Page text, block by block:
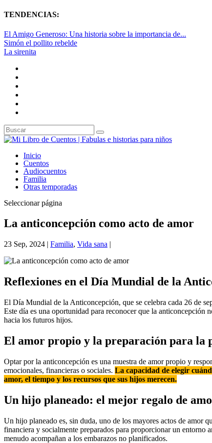
TENDENCIAS:
El Amigo Generoso: Una historia sobre la importancia de...
Simón el pollito rebelde
La sirenita
Inicio
Cuentos
Audiocuentos
Familia
Otras temporadas
Seleccionar página
La anticoncepción como acto de amor
23 Sep, 2024 | Familia, Vida sana |
Reflexiones en el Día Mundial de la
El Día Mundial de la Anticoncepción, que se celebra cada 26 de
Este día es una oportunidad para reconocer que la
hacia los futuros hijos.
El amor propio y la preparación para la
Optar por la anticoncepción es una muestra de amor propio y
emocionales, financieras o sociales. La capacidad de elegir
amor, el tiempo y los recursos que sus hijos merecen.
Un hijo planeado: el mejor regalo de
Un hijo planeado es, sin duda, uno de los mayores actos de amor
financiera y socialmente preparados para proporcionar un entorno
menudo acompañan a los embarazos no planificados.